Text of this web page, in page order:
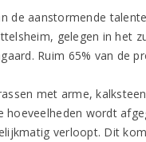
de aanstormende
gelegen in het
Ruim 65% van de
met arme,
wordt
verloopt. Dit